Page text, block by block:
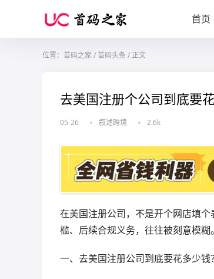
首页
位置： 首码之家 /首码头条 /正文
去美国注册个公司到底要
05-26 叙述跨境 2.6k
在美国注册公司，不是开个网店填
槛、后续合规义务，往往被刻意模糊
一、去美国注册公司到底要花多少钱